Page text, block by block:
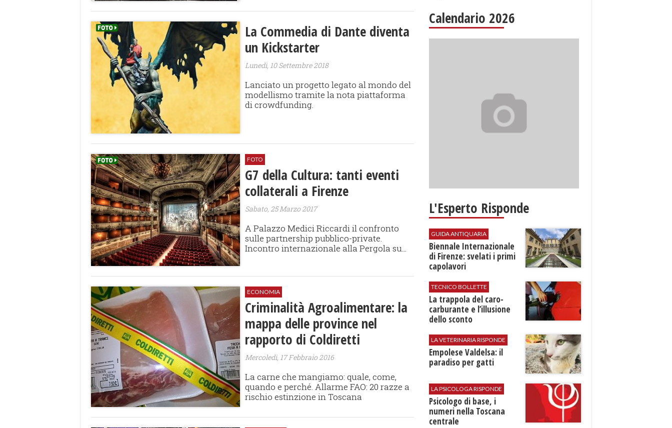
La Commedia di Dante diventa
un Kickstarter
Lunedì, 10 Settembre 2018
Lanciato un progetto legato al mondo del
modellismo tramite la nota piattaforma
di crowdfunding.
FOTO
G7 della Cultura: tanti eventi
collaterali a Firenze
Sabato, 25 Marzo 2017
A Palazzo Medici Riccardi il confronto
sulle partnership pubblico-private.
Incontro internazionale alla Pergola su...
ECONOMIA
Criminalità Agroalimentare: la
mappa delle province nel
rapporto di Coldiretti
Mercoledì, 17 Febbraio 2016
La carne che mangiamo: quale, come,
quando e perché. Allarme FAO: 20 razze a
rischio estinzione in Toscana
Calendario 2026
L'Esperto Risponde
GUIDA ANTIQUARIA
Biennale Internazionale
di Firenze: svelati i primi
capolavori
TECNICO BOLLETTE
​La trappola del caro-
carburante e l’illusione
dello sconto
LA VETERINARIA RISPONDE
Empolese Valdelsa: il
paradiso per gatti
LA PSICOLOGA RISPONDE
Psicologo di base, i
numeri nella Toscana
centrale